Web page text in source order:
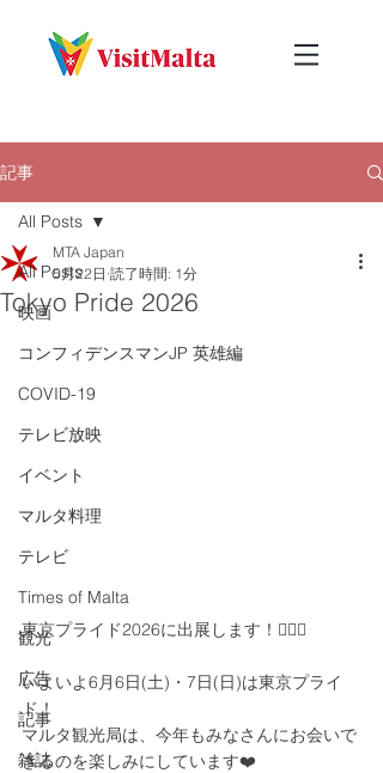
記事
All Posts
映画
コンフィデンスマンJP 英雄編
COVID-19
テレビ放映
イベント
マルタ料理
テレビ
Times of Malta
観光
広告
記事
雑誌
All Posts
Tokyo Pride 2026
MTA Japan
5月22日 読了時間: 1分
東京プライド2026に出展します！🏳️‍🌈✨
いよいよ6月6日(土)・7日(日)は東京プライ
ド！
マルタ観光局は、今年もみなさんにお会いで
きるのを楽しみにしています❤️